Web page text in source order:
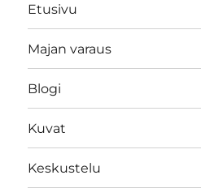
Etusivu
Majan varaus
Blogi
Kuvat
Keskustelu